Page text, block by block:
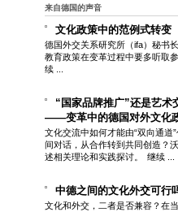
来自德国的声音
文化政策中的范例式转变
德国外交关系研究所（ifa）秘书
教育政策在变革过程中要多听取
续 ...
“国家品牌推广”还是艺术
——变革中的德国对外文化
文化交流中如何才能由“双向通道
间对话，从合作转到共同创造？
述相关理论和实践探讨。
继续 ...
中德之间的文化外交可行
文化和外交，二者是否兼容？在